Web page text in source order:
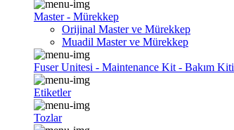
Master - Mürekkep
Orijinal Master ve Mürekkep
Muadil Master ve Mürekkep
Fuser Unitesi - Maintenance Kit - Bakım Kiti
Etiketler
Tozlar